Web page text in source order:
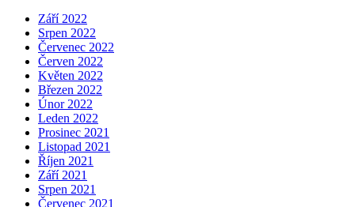
Září 2022
Srpen 2022
Červenec 2022
Červen 2022
Květen 2022
Březen 2022
Únor 2022
Leden 2022
Prosinec 2021
Listopad 2021
Říjen 2021
Září 2021
Srpen 2021
Červenec 2021